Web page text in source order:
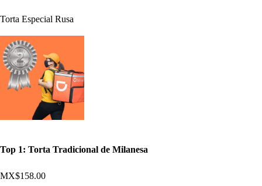
Torta Especial Rusa
Top 1: Torta Tradicional de Milanesa
MX$158.00